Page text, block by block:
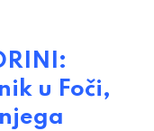
u Foči,